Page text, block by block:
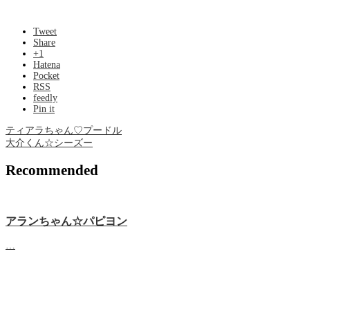
Tweet
Share
+1
Hatena
Pocket
RSS
feedly
Pin it
ティアラちゃん♡プードル
大介くん☆シーズー
Recommended
アランちゃん☆パピヨン